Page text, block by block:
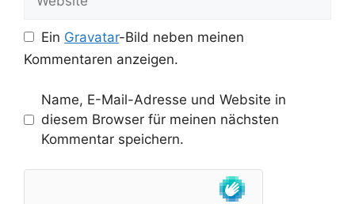
Ein Gravatar-Bild neben meinen
Kommentaren anzeigen.
Name, E-Mail-Adresse und Website in
diesem Browser für meinen nächsten
Kommentar speichern.